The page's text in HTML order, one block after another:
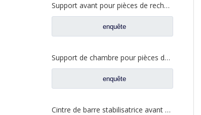
Support avant pour pièces de rechange de camion Foton Auman
enquête
Support de chambre pour pièces de rechange de camion Qingte QT300S72
enquête
Cintre de barre stabilisatrice avant pour pièces de rechange Foton Auman H4292191400A0